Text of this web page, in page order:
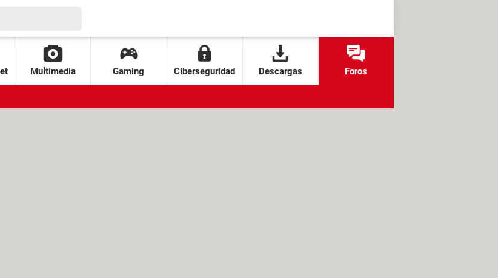
Multimedia Gaming Ciberseguridad Descargas Foros